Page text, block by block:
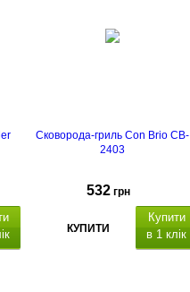
Сковорода-гриль Con Brio CB-
2403
532 грн
КУПИТИ
Купити
в 1 клік